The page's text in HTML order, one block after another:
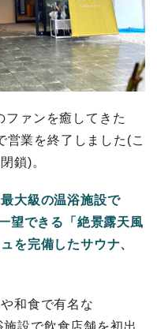
ァンを癒してきた
営業を終了しました(こ
鎖)。
大級の温浴施設で
望できる「絶景露天風
を完備したサウナ、
和食で有名な